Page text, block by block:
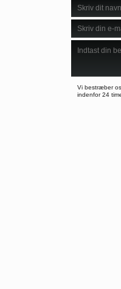
Vi bestræber
indenfor 24